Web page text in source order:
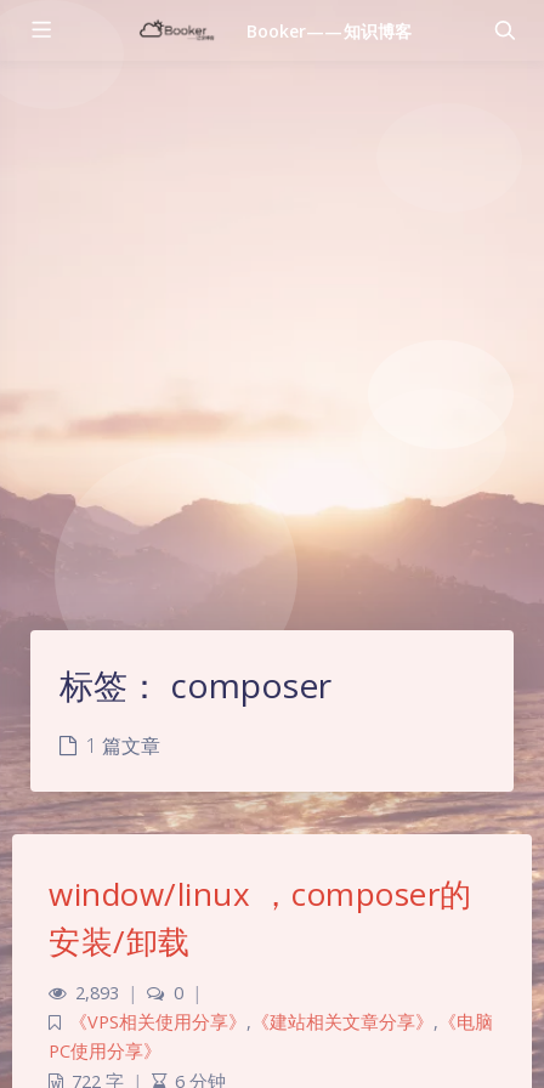
Booker——知识博客
标签： composer
1 篇文章
window/linux ，composer的
安装/卸载
2,893 | 0 |
《VPS相关使用分享》 , 《建站相关文章分享》 , 《电脑
PC使用分享》
722 字 | 6 分钟